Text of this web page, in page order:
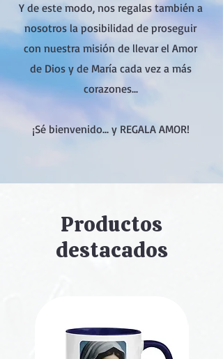
Y de este modo, nos regalas también a
nosotros la posibilidad de proseguir
con nuestra misión de llevar el Amor
de Dios y de María cada vez a más
corazones...
¡Sé bienvenido... y REGALA AMOR!
Productos
destacados